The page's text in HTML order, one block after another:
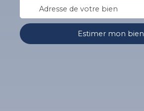
Adresse de votre bien
Estimer mon bien